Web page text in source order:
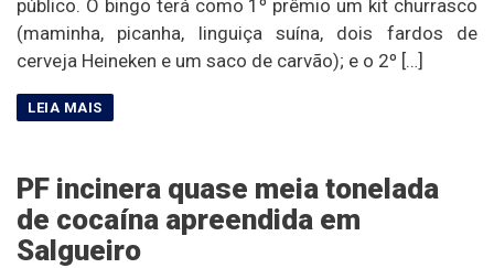
público. O bingo terá como 1º prêmio um kit churrasco
(maminha, picanha, linguiça suína, dois fardos de
cerveja Heineken e um saco de carvão); e o 2º […]
PF incinera quase meia tonelada
de cocaína apreendida em
Salgueiro